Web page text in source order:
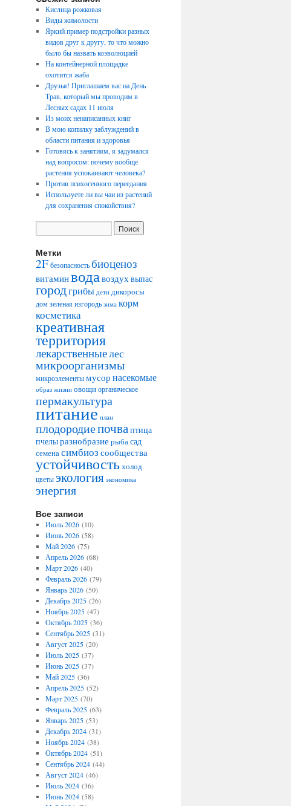
Кислица рожковая
Виды жимолости
Яркий пример подстройки разных
видов друг к другу, то что можно
было бы назвать коэволюцией
На контейнерной площадке
охотится жаба
Друзья! Приглашаем вас на День
Трав, который мы проводим в
Лесных садах 11 июля
Из моих ненаписанных книг
В мою копилку заблуждений в
области питания и здоровья
Готовясь к занятиям, я задумался
над вопросом: почему вообще
растения успокаивают человека?
Против психогенного переедания
Используете ли вы чаи из растений
для сохранения спокойствия?
Метки
2F безопасность биоценоз
витаминводавоздухвыпас
городгрибы дети дикоросы
домзеленая изгородь зима корм
косметика
креативная
территория
лекарственныелес
микроорганизмы
микроэлементымусор насекомые
образ жизни овощи органическое
пермакультура
питание план
плодородиепочваптица
пчелыразнобразие рыбасад
семенасимбиоз сообщества
устойчивостьхолод
цветы экология экономика
энергия
Все записи
Июль 2026(10)
Июнь 2026(58)
Май 2026(75)
Апрель 2026(68)
Март 2026(40)
Февраль 2026(79)
Январь 2026(50)
Декабрь 2025(26)
Ноябрь 2025(47)
Октябрь 2025(36)
Сентябрь 2025(31)
Август 2025(20)
Июль 2025(37)
Июнь 2025(37)
Май 2025(36)
Апрель 2025(52)
Март 2025(70)
Февраль 2025(63)
Январь 2025(53)
Декабрь 2024(31)
Ноябрь 2024(38)
Октябрь 2024(51)
Сентябрь 2024(44)
Август 2024(46)
Июль 2024(36)
Июнь 2024(58)